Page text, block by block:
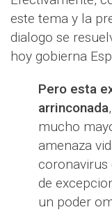
este tema y la
dialogo se
hoy gobierna
Pero esta
arrinconada
mucho
amenaza
coronavirus
de
un poder